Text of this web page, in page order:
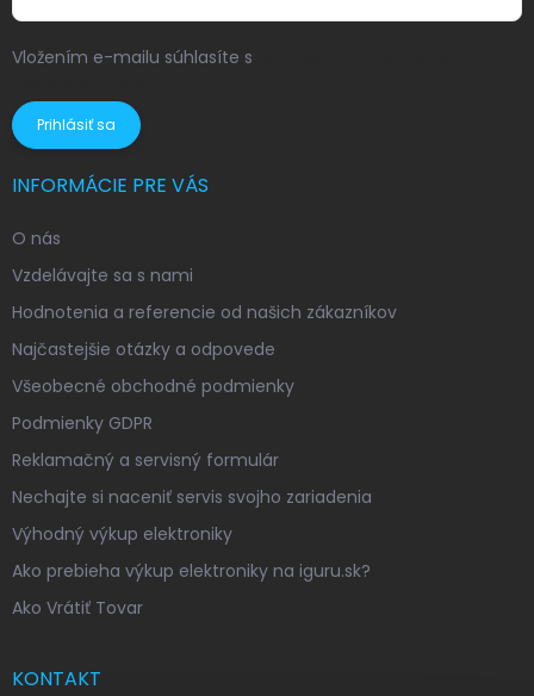
Vložením e-mailu súhlasíte s
Prihlásiť sa
INFORMÁCIE PRE VÁS
O nás
Vzdelávajte sa s nami
Hodnotenia a referencie od našich zákazníkov
Najčastejšie otázky a odpovede
Všeobecné obchodné podmienky
Podmienky GDPR
Reklamačný a servisný formulár
Nechajte si naceniť servis svojho zariadenia
Výhodný výkup elektroniky
Ako prebieha výkup elektroniky na iguru.sk?
Ako Vrátiť Tovar
KONTAKT